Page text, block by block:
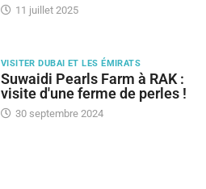
11 juillet 2025
VISITER DUBAI ET LES ÉMIRATS
Suwaidi Pearls Farm à RAK :
visite d'une ferme de perles !
30 septembre 2024